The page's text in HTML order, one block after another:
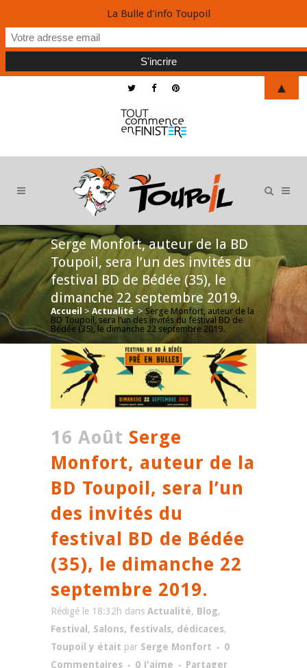
Serge Monfort, auteur de la BD
Toupoil, sera l’un des invités du
festival BD de Bédée (35), le
dimanche 22 septembre 2019.
Accueil > Actualité > Serge Monfort, auteur de la
BD Toupoil, sera l’un des invités du festival BD de
Bédée (35), le dimanche 22 septembre 2019.
16 Août Serge
Monfort, auteur de la
BD Toupoil, sera l’un
des invités du
festival BD de Bédée
(35), le dimanche 22
septembre 2019.
Rédigé le 18:32h dans Actualité, Blog,
Festival , Salons, festivals, dédicaces,
Toupoil y était par Serge Monfort
0
Commentaires
0 J'aime Partager
La Bulle d'info Toupoil
▲